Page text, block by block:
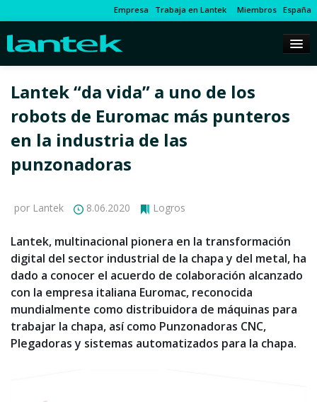
Empresa Trabaja en Lantek Miembros España
Lantek “da vida” a uno de los
robots de Euromac más punteros
en la industria de las
punzonadoras
por Lantek 8.06.2020 Logros
Lantek, multinacional pionera en la transformación
digital del sector industrial de la chapa y del metal, ha
dado a conocer el acuerdo de colaboración alcanzado
con la empresa italiana Euromac, reconocida
mundialmente como distribuidora de máquinas para
trabajar la chapa, así como Punzonadoras CNC,
Plegadoras y sistemas automatizados para la chapa.